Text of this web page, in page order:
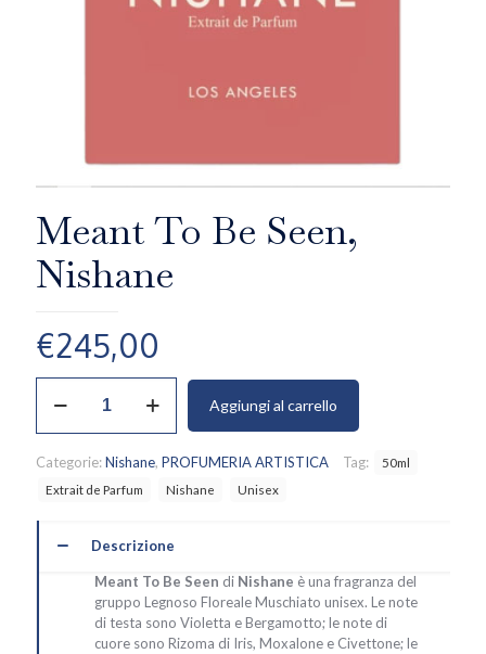
Meant To Be Seen,
Nishane
€245,00
Nishane
quantità
Aggiungi al carrello
Categorie:Nishane, PROFUMERIA ARTISTICA Tag:
50ml
Extrait de Parfum
Nishane Unisex
Descrizione
Meant To Be Seen di Nishane è una fragranza del
gruppo Legnoso Floreale Muschiato unisex. Le note
di testa sono Violetta e Bergamotto; le note di
cuore sono Rizoma di Iris, Moxalone e Civettone; le